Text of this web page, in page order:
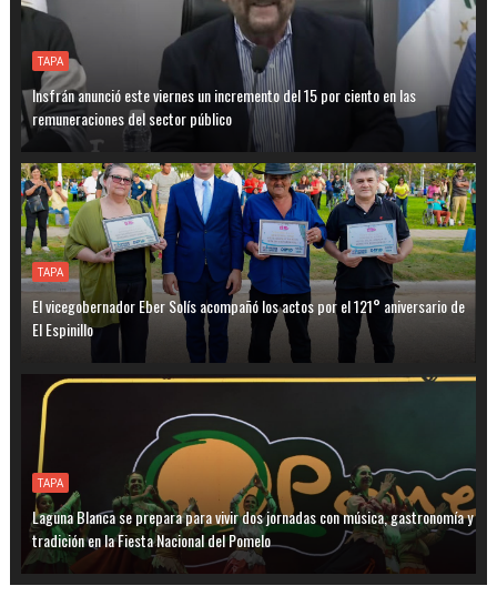
TAPA
Insfrán anunció este viernes un incremento del 15 por ciento en las
remuneraciones del sector público
TAPA
El vicegobernador Eber Solís acompañó los actos por el 121° aniversario de
El Espinillo
TAPA
Laguna Blanca se prepara para vivir dos jornadas con música, gastronomía y
tradición en la Fiesta Nacional del Pomelo